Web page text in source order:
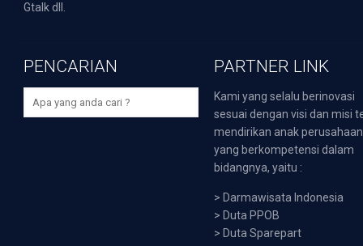
Gtalk dll.
PENCARIAN PARTNER LINK
Kami yang selalu berinovasi
sesuai dengan visi dan misi
mendirikan anak perusahaan
yang berkompetensi dalam
bidangnya, yaitu :
> Darmawisata Indonesia
> Duta PPOB
> Duta Sparepart